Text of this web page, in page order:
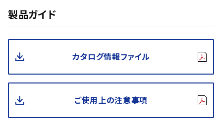
製品ガイド
カタログ情報ファイル
ご使用上の注意事項